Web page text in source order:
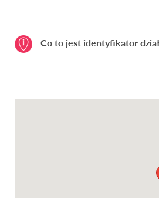
Co to jest identyfikator